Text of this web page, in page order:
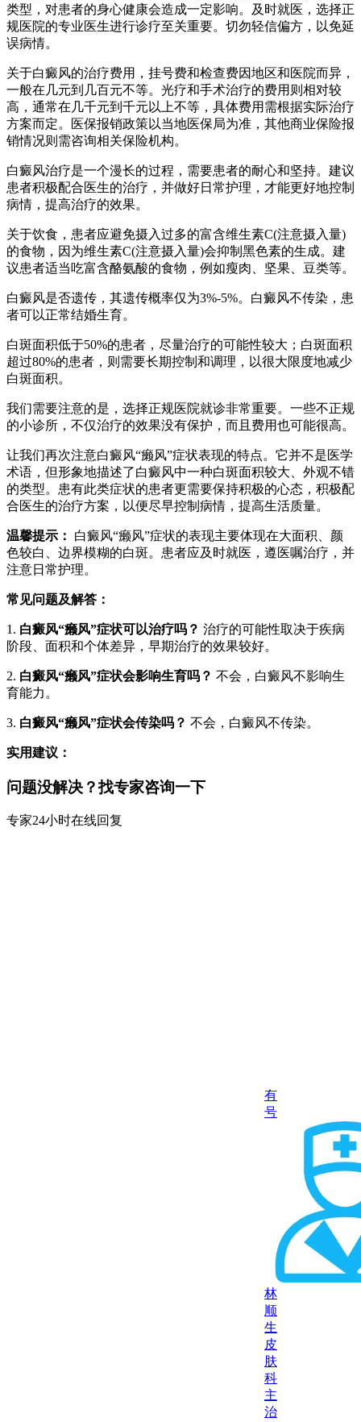
类型，对患者的身心健康会造成一定影响。及时就医，选择正
规医院的专业医生进行诊疗至关重要。切勿轻信偏方，以免延
误病情。
关于白癜风的治疗费用，挂号费和检查费因地区和医院而异，
一般在几元到几百元不等。光疗和手术治疗的费用则相对较
高，通常在几千元到千元以上不等，具体费用需根据实际治疗
方案而定。医保报销政策以当地医保局为准，其他商业保险报
销情况则需咨询相关保险机构。
白癜风治疗是一个漫长的过程，需要患者的耐心和坚持。建议
患者积极配合医生的治疗，并做好日常护理，才能更好地控制
病情，提高治疗的效果。
关于饮食，患者应避免摄入过多的富含维生素C(注意摄入量)
的食物，因为维生素C(注意摄入量)会抑制黑色素的生成。建
议患者适当吃富含酪氨酸的食物，例如瘦肉、坚果、豆类等。
白癜风是否遗传，其遗传概率仅为3%-5%。白癜风不传染，患
者可以正常结婚生育。
白斑面积低于50%的患者，尽量治疗的可能性较大；白斑面积
超过80%的患者，则需要长期控制和调理，以很大限度地减少
白斑面积。
我们需要注意的是，选择正规医院就诊非常重要。一些不正规
的小诊所，不仅治疗的效果没有保护，而且费用也可能很高。
让我们再次注意白癜风“癞风”症状表现的特点。它并不是医学
术语，但形象地描述了白癜风中一种白斑面积较大、外观不错
的类型。患有此类症状的患者更需要保持积极的心态，积极配
合医生的治疗方案，以便尽早控制病情，提高生活质量。
温馨提示：
白癜风“癞风”症状的表现主要体现在大面积、颜
色较白、边界模糊的白斑。患者应及时就医，遵医嘱治疗，并
注意日常护理。
常见问题及解答：
1. 白癜风“癞风”症状可以治疗吗？ 治疗的可能性取决于疾病
阶段、面积和个体差异，早期治疗的效果较好。
2. 白癜风“癞风”症状会影响生育吗？ 不会，白癜风不影响生
育能力。
3. 白癜风“癞风”症状会传染吗？ 不会，白癜风不传染。
实用建议：
问题没解决？找专家咨询一下
专家24小时在线回复
有
号
林
顺
生
皮
肤
科
主
治